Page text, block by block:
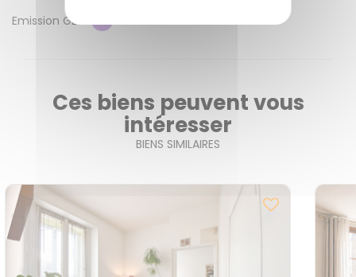
Emission GES
Ces biens peuvent vous
intéresser
BIENS SIMILAIRES